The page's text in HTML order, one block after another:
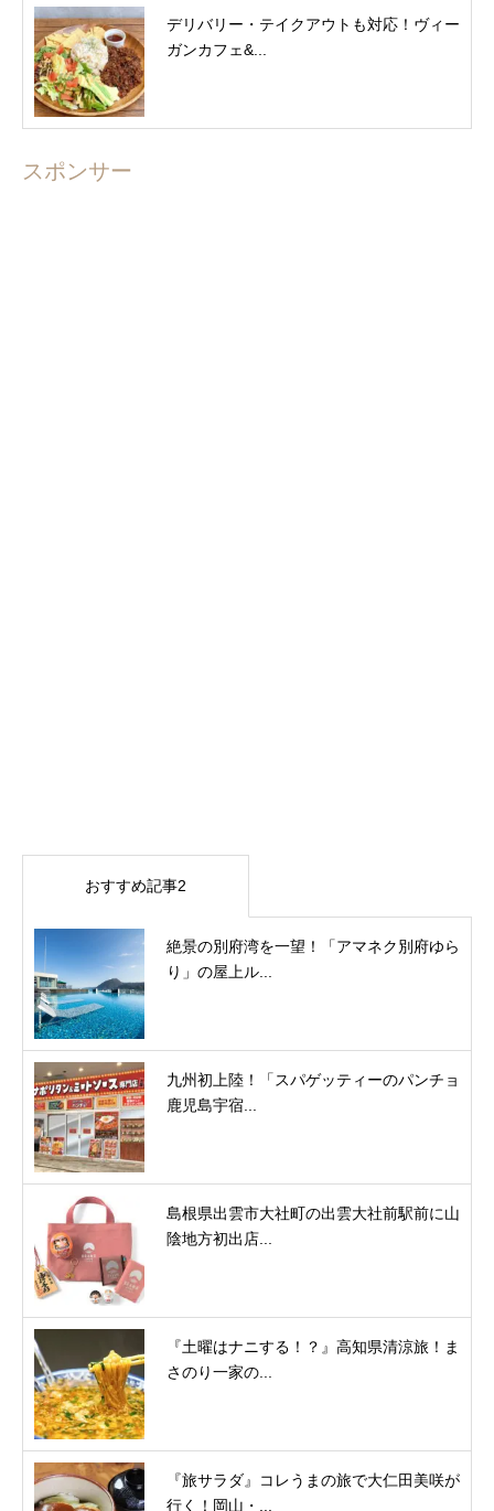
デリバリー・テイクアウトも対応！ヴィー
ガンカフェ&...
スポンサー
おすすめ記事2
絶景の別府湾を一望！「アマネク別府ゆら
り」の屋上ル...
九州初上陸！「スパゲッティーのパンチョ
鹿児島宇宿...
島根県出雲市大社町の出雲大社前駅前に山
陰地方初出店...
『土曜はナニする！？』高知県清涼旅！ま
さのり一家の...
『旅サラダ』コレうまの旅で大仁田美咲が
行く！岡山・...